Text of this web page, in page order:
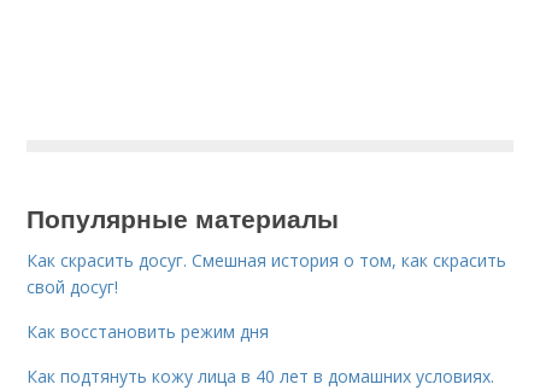
Популярные материалы
Как скрасить досуг. Смешная история о том, как скрасить
свой досуг!
Как восстановить режим дня
Как подтянуть кожу лица в 40 лет в домашних условиях.